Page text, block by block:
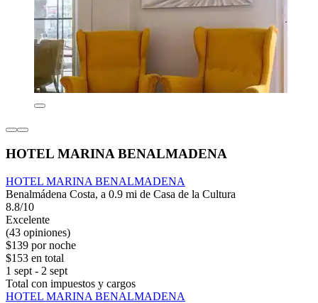
HOTEL MARINA BENALMADENA
HOTEL MARINA BENALMADENA
Benalmádena Costa, a 0.9 mi de Casa de la Cultura
8.8/10
Excelente
(43 opiniones)
$139 por noche
$153 en total
1 sept - 2 sept
Total con impuestos y cargos
HOTEL MARINA BENALMADENA